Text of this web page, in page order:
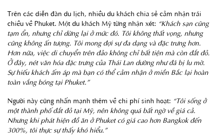
Trên các diễn đàn du lịch, nhiều du khách chia sẻ cảm nhận trái
chiều về Phuket. Một du khách Mỹ từng nhận xét: “Khách sạn cũng
tạm ổn, nhưng chỉ dừng lại ở mức đó. Tôi không thất vọng, nhưng
cũng không ấn tượng. Tôi mong đợi sự đa dạng và đặc trưng hơn.
Hơn nữa, việc di chuyển trên đảo không chỉ bất tiện mà còn đắt đỏ.
Ở đây, nét văn hóa đặc trưng của Thái Lan dường như đã bị lu mờ.
Sự hiếu khách ấm áp mà bạn có thể cảm nhận ở miền Bắc lại hoàn
toàn vắng bóng tại Phuket.”
Người này cũng nhấn mạnh thêm về chi phí sinh hoạt: “Tôi sống ở
một thành phố đắt đỏ tại Mỹ, nên không quá bất ngờ về giá cả.
Nhưng khi phát hiện đồ ăn ở Phuket có giá cao hơn Bangkok đến
300%, tôi thực sự thấy khó hiểu.”